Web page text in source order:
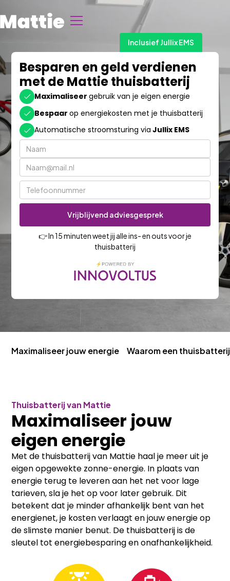
Inclusief Jullix EMS
Besparen en geld verdienen
met de Mattie thuisbatterij
Maximaliseergebruik van je eigen energie
Bespaarop energiekosten met je thuisbatterij
Automatische stroomsturing via Jullix EMS
👉 In 15 minuten weet jij alle ins- en outs voor je
thuisbatterij
Maximaliseer jouw energie Waarom een
Thuisbatterij van Mattie
Maximaliseer jouw
eigen energie
Met de thuisbatterij van Mattie haal je meer uit je
eigen opgewekte zonne-energie. In plaats van
energie terug te leveren aan het net voor lage
tarieven, sla je het op voor later gebruik. Dit
betekent dat je minder afhankelijk bent van het
energienet, je kosten verlaagt en jouw energie op
de slimste manier benut. De thuisbatterij is de
sleutel tot energiebesparing en onafhankelijkheid.